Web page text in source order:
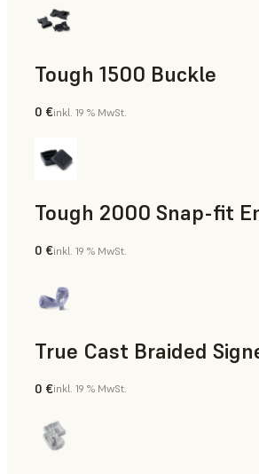
Tough 1500 Buckle
Technik
0 €inkl. 19 % MwSt.
Tough 2000 Snap-fit
Technik
0 €inkl. 19 % MwSt.
True Cast Braided
Schmuck
0 €inkl. 19 % MwSt.